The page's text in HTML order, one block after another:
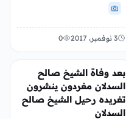
3 نوفمبر، 2017 0
عربي ودولي
بعد وفاة الشيخ صالح
السدلان مغردون ينشرون
تغريده رحيل الشيخ صالح
السدلان